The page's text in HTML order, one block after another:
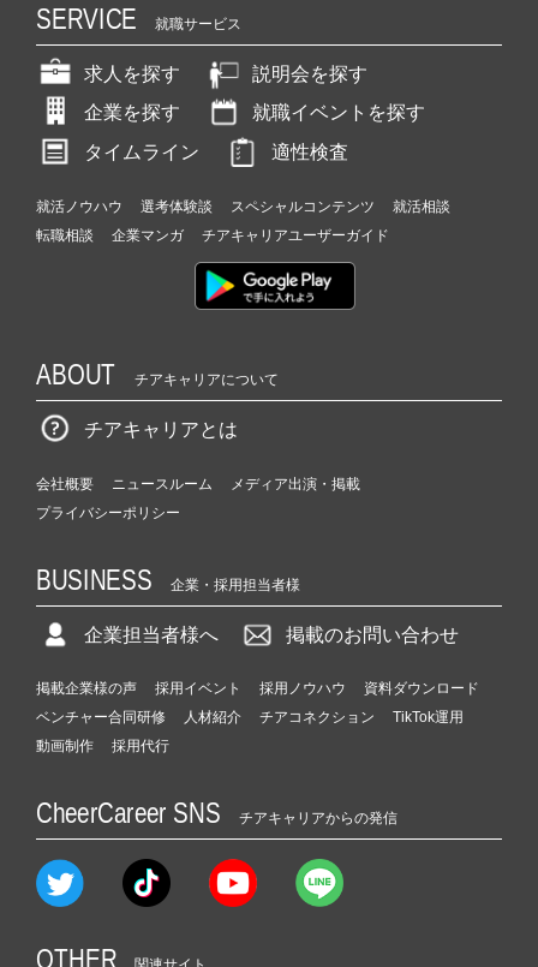
SERVICE 就職サービス
求人を探す
説明会を探す
企業を探す
就職イベントを探す
タイムライン
適性検査
就活ノウハウ 選考体験談 スペシャルコンテンツ
就活相談
転職相談
企業マンガ チアキャリアユーザーガイド
ABOUT チアキャリアについて
チアキャリアとは
会社概要 ニュースルーム
メディア出演・掲載
プライバシーポリシー
BUSINESS 企業・採用担当者様
企業担当者様へ 掲載のお問い合わせ
掲載企業様の声 採用イベント 採用ノウハウ
資料ダウンロード
ベンチャー合同研修
人材紹介 チアコネクション
TikTok運用
動画制作
採用代行
CheerCareer SNS チアキャリアからの発信
OTHER